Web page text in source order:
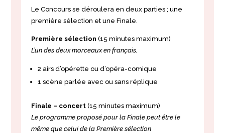
Le Concours se déroulera en deux parties ; une
première sélection et une Finale.
Première sélection (15 minutes maximum)
L’un des deux morceaux en français.
2 airs d’opérette ou d’opéra-comique
1 scène parlée avec ou sans réplique
Finale – concert(15 minutes maximum)
Le programme proposé pour la Finale peut être le
même que celui de la Première sélection